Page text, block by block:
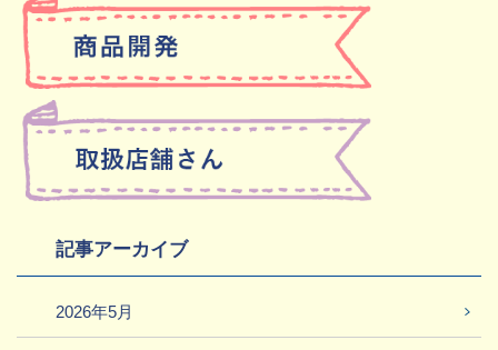
記事アーカイブ
2026年5月